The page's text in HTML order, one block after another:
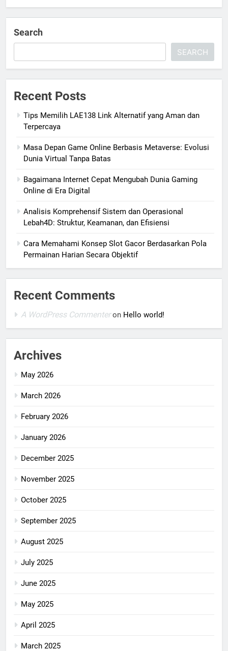
Search
SEARCH
Recent Posts
Tips Memilih LAE138 Link Alternatif yang Aman dan
Terpercaya
Masa Depan Game Online Berbasis Metaverse: Evolusi
Dunia Virtual Tanpa Batas
Bagaimana Internet Cepat Mengubah Dunia Gaming
Online di Era Digital
Analisis Komprehensif Sistem dan Operasional
Lebah4D: Struktur, Keamanan, dan Efisiensi
Cara Memahami Konsep Slot Gacor Berdasarkan Pola
Permainan Harian Secara Objektif
Recent Comments
A WordPress Commenteron Hello world!
Archives
May 2026
March 2026
February 2026
January 2026
December 2025
November 2025
October 2025
September 2025
August 2025
July 2025
June 2025
May 2025
April 2025
March 2025